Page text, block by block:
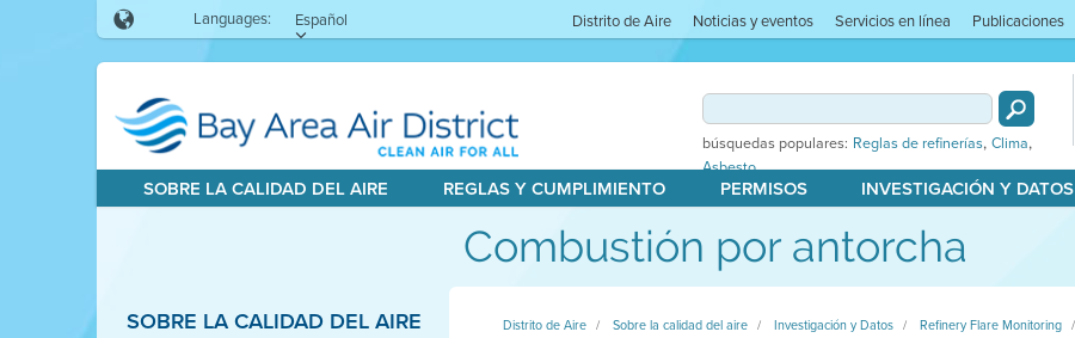
Languages: Español Distrito de Aire Noticias y eventos Servicios en línea Publicaciones
búsquedas populares: Reglas de refinerías, Clima,
Asbesto
SOBRE LA CALIDAD DEL AIRE REGLAS Y CUMPLIMIENTO PERMISOS INVESTIGACIÓN Y DATOS
Combustión por antorcha
SOBRE LA CALIDAD DEL AIRE Distrito de Aire Sobre la calidad del aire Investigación y Datos Refinery Flare Monitoring